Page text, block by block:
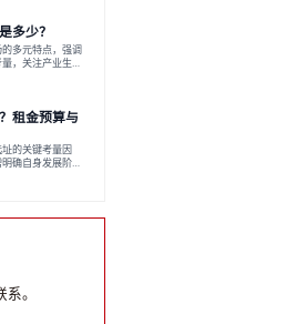
后，必须进行线
施、感受园区氛
策。在数字化时
多少？
多元特点，强调
，关注产业生态
影响空间价值的
系统评估需求与
于许多寻求在上
而言，了解该区
租金预算与
的关键考量因
确自身发展阶
。深圳多中心商
技类企业。评估
。